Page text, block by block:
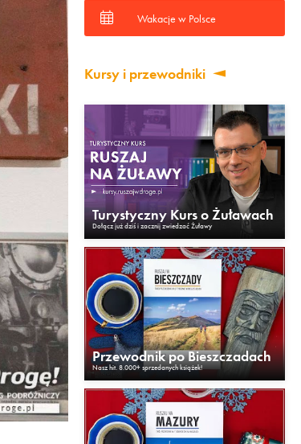
Wakacje w Polsce
Kursy i przewodniki
Turystyczny Kurs o Żuławach
Dołącz już dziś i zacznij zwiedzać Żuławy
Przewodnik po Bieszczadach
Nasz hit. 8.000+ sprzedanych książek!